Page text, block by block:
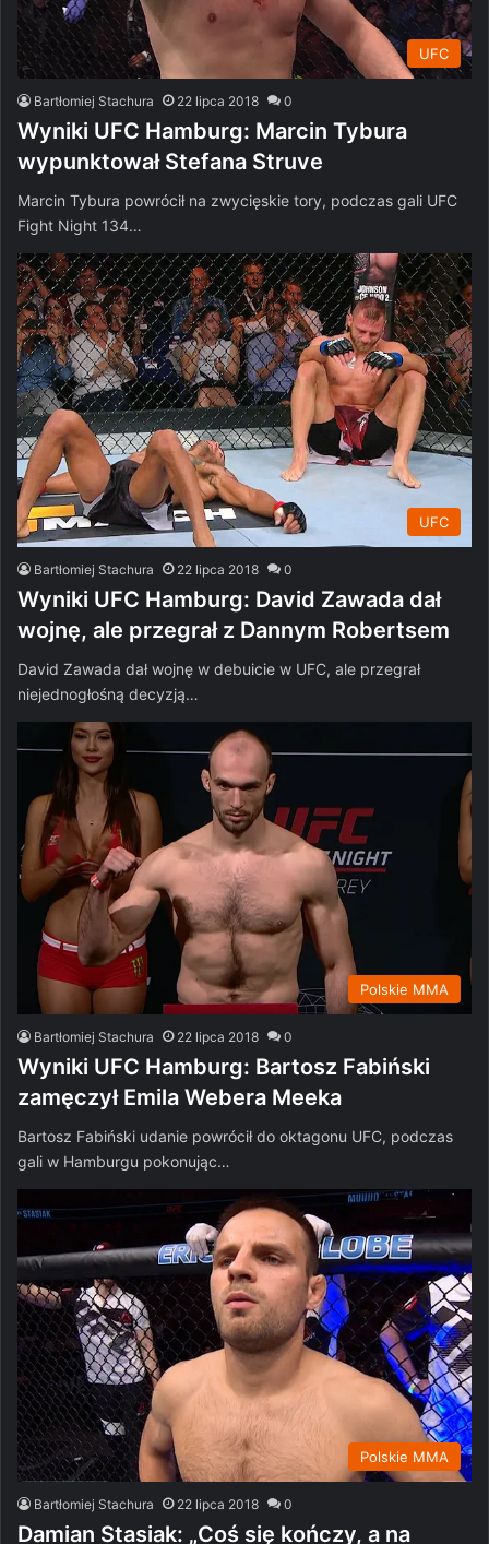
UFC
Bartłomiej Stachura 22 lipca 2018 0
Wyniki UFC Hamburg: Marcin Tybura
wypunktował Stefana Struve
Marcin Tybura powrócił na zwycięskie tory, podczas gali UFC
Fight Night 134…
UFC
Bartłomiej Stachura 22 lipca 2018 0
Wyniki UFC Hamburg: David Zawada dał
wojnę, ale przegrał z Dannym Robertsem
David Zawada dał wojnę w debuicie w UFC, ale przegrał
niejednogłośną decyzją…
Polskie MMA
Bartłomiej Stachura 22 lipca 2018 0
Wyniki UFC Hamburg: Bartosz Fabiński
zamęczył Emila Webera Meeka
Bartosz Fabiński udanie powrócił do oktagonu UFC, podczas
gali w Hamburgu pokonując…
Polskie MMA
Bartłomiej Stachura 22 lipca 2018 0
Damian Stasiak: „Coś się kończy, a na